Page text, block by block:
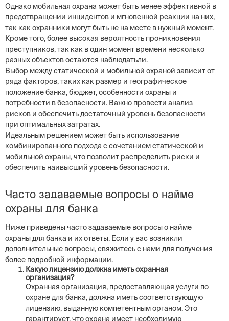
Однако мобильная охрана может быть менее эффективной в
предотвращении инцидентов и мгновенной реакции на них,
так как охранники могут быть не на месте в нужный момент.
Кроме того, более высокая вероятность проникновения
преступников, так как в один момент времени несколько
разных объектов остаются наблюдатьли.
Выбор между статической и мобильной охраной зависит от
ряда факторов, таких как размер и географическое
положение банка, бюджет, особенности охраны и
потребности в безопасности. Важно провести анализ
рисков и обеспечить достаточный уровень безопасности
при оптимальных затратах.
Идеальным решением может быть использование
комбинированного подхода с сочетанием статической и
мобильной охраны, что позволит распределить риски и
обеспечить наивысший уровень безопасности.
Часто задаваемые вопросы о найме
охраны для банка
Ниже приведены часто задаваемые вопросы о найме
охраны для банка и их ответы. Если у вас возникли
дополнительные вопросы, свяжитесь с нами для получения
более подробной информации.
Какую лицензию должна иметь охранная
организация?
Охранная организация, предоставляющая услуги по
охране для банка, должна иметь соответствующую
лицензию, выданную компетентным органом. Это
гарантирует, что охрана имеет необходимую